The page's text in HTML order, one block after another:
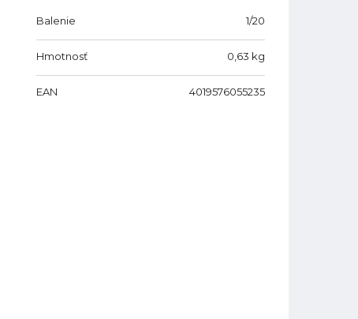
Balenie 1/20
Hmotnosť 0,63 kg
EAN 4019576055235